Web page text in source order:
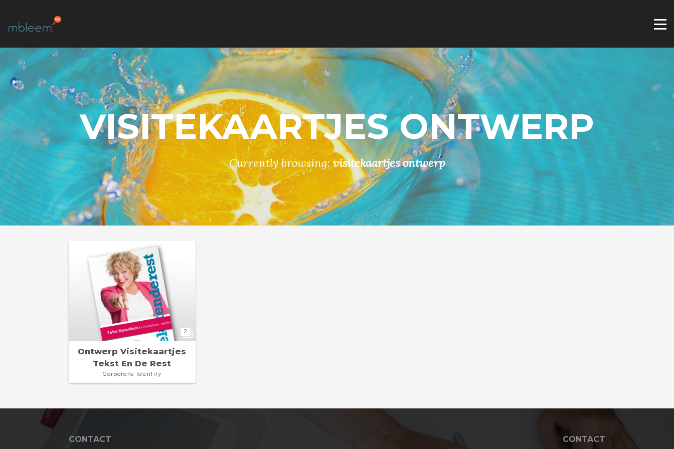
VISITEKAARTJES ONTWERP
Currently browsing: visitekaartjes ontwerp
2
Ontwerp Visitekaartjes
Tekst En De Rest
Corporate Identity
CONTACT CONTACT